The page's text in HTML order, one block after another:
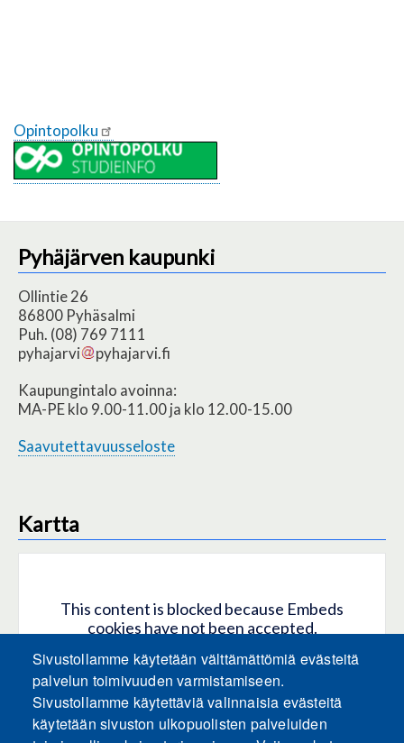
Opintopolku
Pyhäjärven kaupunki
Ollintie 26
86800 Pyhäsalmi
Puh. (08) 769 7111
pyhajarvi
pyhajarvi.fi
Kaupungintalo avoinna:
MA-PE klo 9.00-11.00 ja klo 12.00-15.00
Saavutettavuusseloste
Kartta
This content is blocked because Embeds
cookies have not been accepted.
HYVÄKSY KAIKKI EVÄSTEET
Only accept Embeds cookies
Sivustollamme käytetään välttämättömiä evästeitä
palvelun toimivuuden varmistamiseen.
Sivustollamme käytettäviä valinnaisia evästeitä
käytetään sivuston ulkopuolisten palveluiden